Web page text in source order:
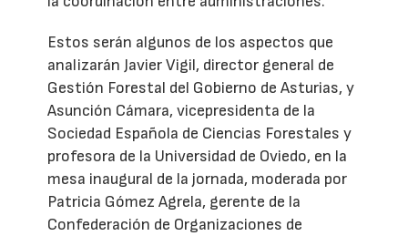
Estos serán algunos de los aspectos que
analizarán Javier Vigil, director general de
Gestión Forestal del Gobierno de Asturias, y
Asunción Cámara, vicepresidenta de la
Sociedad Española de Ciencias Forestales y
profesora de la Universidad de Oviedo, en la
mesa inaugural de la jornada, moderada por
Patricia Gómez Agrela, gerente de la
Confederación de Organizaciones de